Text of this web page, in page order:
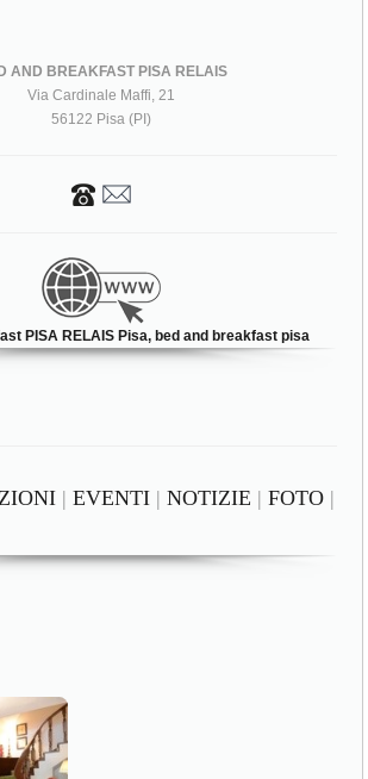
AND BREAKFAST PISA RELAIS
Via Cardinale Maffi, 21
56122 Pisa (PI)
PISA RELAIS Pisa, bed and breakfast pisa
|EVENTI |NOTIZIE |FOTO |